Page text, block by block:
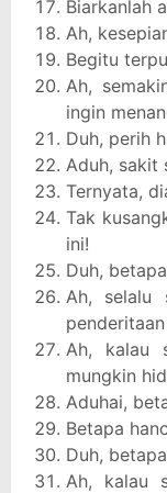
Biarkanlah
Ah,
Begitu
Ah,
ingin
Duh, perih
Aduh, sakit
Ternyata,
Tak
ini!
Duh,
Ah, selalu
Ah, kalau
mungkin
Aduhai,
Betapa
Duh,
Ah, kalau